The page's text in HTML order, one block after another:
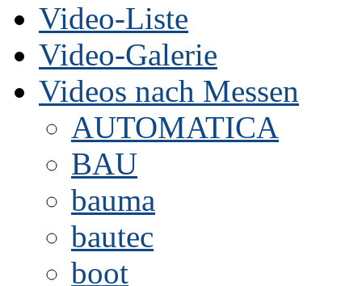
Video-Liste
Video-Galerie
Videos nach Messen
AUTOMATICA
BAU
bauma
bautec
boot